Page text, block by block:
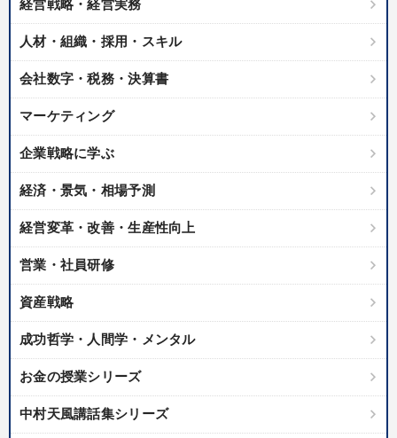
経営戦略・経営実務
人材・組織・採用・スキル
会社数字・税務・決算書
マーケティング
企業戦略に学ぶ
経済・景気・相場予測
経営変革・改善・生産性向上
営業・社員研修
資産戦略
成功哲学・人間学・メンタル
お金の授業シリーズ
中村天風講話集シリーズ